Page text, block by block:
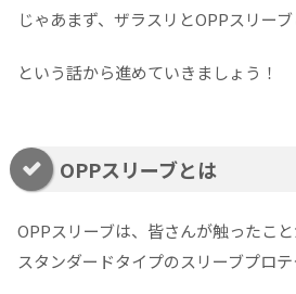
じゃあまず、ザラスリとOPPスリー
という話から進めていきましょう！
OPPスリーブとは
OPPスリーブは、皆さんが触ったこ
スタンダードタイプのスリーブプロテ